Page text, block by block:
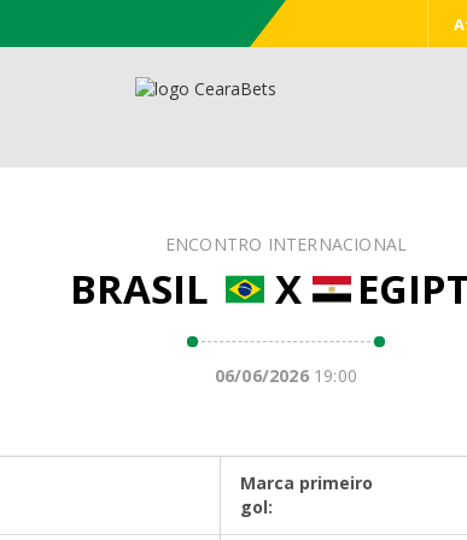
ENCONTRO INTERNACIONAL
BRASIL X
06/06/202619:00
Marca primeiro
gol: